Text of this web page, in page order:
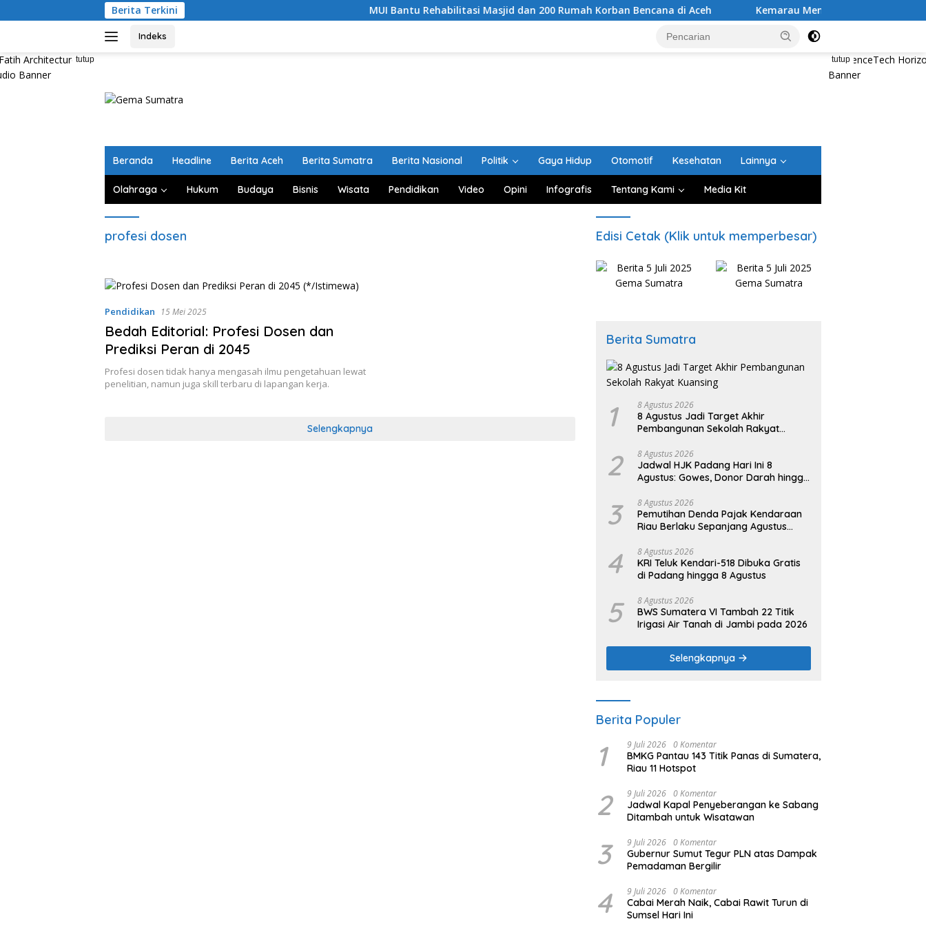
ke
Berita Terkini MUI Bantu Rehabilitasi Masjid dan 200 Rumah Korban Bencana di Aceh Kemarau Mengancam Lahan Pertanian,
Indeks
tutup tutup
Beranda Headline Berita Aceh Berita Sumatra Berita Nasional Politik Gaya Hidup Otomotif Kesehatan Lainnya
Olahraga Hukum Budaya Bisnis Wisata Pendidikan Video Opini Infografis Tentang Kami Media Kit
profesi dosen
Pendidikan 15 Mei 2025
Bedah Editorial: Profesi Dosen dan
Prediksi Peran di 2045
Profesi dosen tidak hanya mengasah ilmu pengetahuan lewat
penelitian, namun juga skill terbaru di lapangan kerja.
Selengkapnya
Edisi Cetak (Klik untuk memperbesar)
Berita Sumatra
1 8 Agustus 2026
8 Agustus Jadi Target Akhir
Pembangunan Sekolah Rakyat
2 8 Agustus 2026
Jadwal HJK Padang Hari Ini 8
Agustus: Gowes, Donor Darah hingga
3 8 Agustus 2026
Pemutihan Denda Pajak Kendaraan
Riau Berlaku Sepanjang Agustus
4 8 Agustus 2026
KRI Teluk Kendari-518 Dibuka Gratis
di Padang hingga 8 Agustus
5 8 Agustus 2026
BWS Sumatera VI Tambah 22 Titik
Irigasi Air Tanah di Jambi pada 2026
Selengkapnya
Berita Populer
1 9 Juli 2026 0 Komentar
BMKG Pantau 143 Titik Panas di Sumatera,
Riau 11 Hotspot
2 9 Juli 2026 0 Komentar
Jadwal Kapal Penyeberangan ke Sabang
Ditambah untuk Wisatawan
3 9 Juli 2026 0 Komentar
Gubernur Sumut Tegur PLN atas Dampak
Pemadaman Bergilir
4 9 Juli 2026 0 Komentar
Cabai Merah Naik, Cabai Rawit Turun di
Sumsel Hari Ini